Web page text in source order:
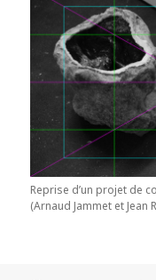
Reprise d’un projet de
(Arnaud Jammet et Jean